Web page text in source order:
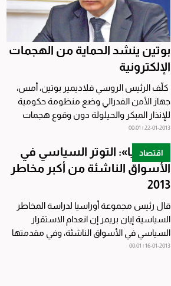
بوتين ينشد الحماية من الهجمات
الإلكترونية
كلّف الرئيس الروسي فلاديمير بوتين، أمس،
جهاز الأمن الفدرالي وضع منظومة حكومية
للإنذار المبكر والحيلولة دون وقوع هجمات
إلكترونية على...
22-01-2013 | 00:01
اقتصاد
«أوراسيا»: التوتر السياسي في
الأسواق الناشئة من أكبر مخاطر
2013
قال رئيس مجموعة أوراسيا لدراسة المخاطر
السياسية إيان بريمر إن انعدام الاستقرار
السياسي في الأسواق الناشئة، وفي مقدمتها
الصين سيكون من...
16-01-2013 | 00:01